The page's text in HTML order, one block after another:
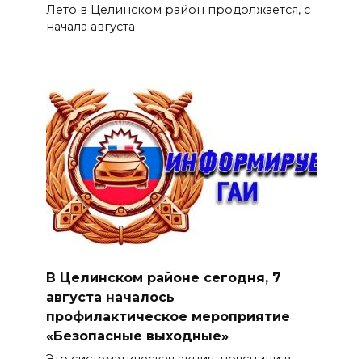
Лето в Целинском район продолжается, с
начала августа
В Целинском районе сегодня, 7
августа началось
профилактическое мероприятие
«Безопасные выходные»